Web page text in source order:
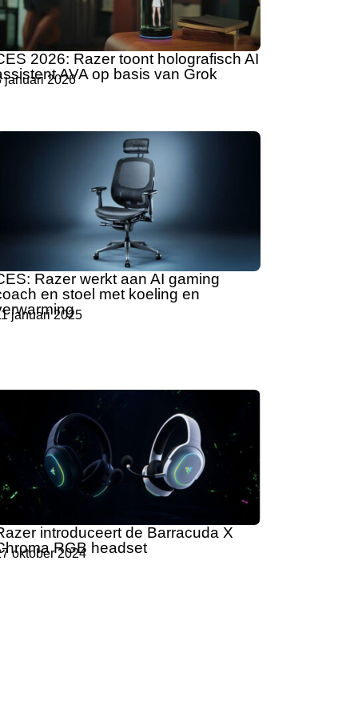
2026: Razer toont holografisch AI
AVA op basis van Grok
januari 2026
Razer werkt aan AI gaming
en stoel met koeling en
januari 2025
introduceert de Barracuda X
RGB headset
oktober 2024